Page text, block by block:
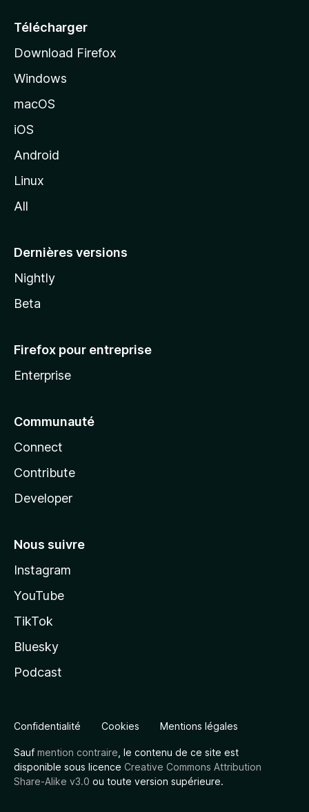
e
l
d
o
z
l
Télécharger
Download Firefox
Windows
macOS
iOS
Android
Linux
All
Dernières versions
Nightly
Beta
Firefox pour entreprise
Enterprise
Communauté
Connect
Contribute
Developer
Nous suivre
Instagram
YouTube
TikTok
Bluesky
Podcast
Confidentialité Cookies Mentions légales
Sauf mention contraire , le contenu de ce site est
disponible sous licence Creative Commons Attribution
Share-Alike v3.0 ou toute version supérieure.